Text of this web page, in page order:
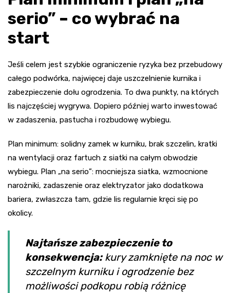
serio” – co wybrać na
start
Jeśli celem jest szybkie ograniczenie ryzyka bez przebudowy
całego podwórka, najwięcej daje uszczelnienie kurnika i
zabezpieczenie dołu ogrodzenia. To dwa punkty, na których
lis najczęściej wygrywa. Dopiero później warto inwestować
w zadaszenia, pastucha i rozbudowę wybiegu.
Plan minimum: solidny zamek w kurniku, brak szczelin, kratki
na wentylacji oraz fartuch z siatki na całym obwodzie
wybiegu. Plan „na serio”: mocniejsza siatka, wzmocnione
narożniki, zadaszenie oraz elektryzator jako dodatkowa
bariera, zwłaszcza tam, gdzie lis regularnie kręci się po
okolicy.
Najtańsze zabezpieczenie to
konsekwencja:kury zamknięte na noc w
szczelnym kurniku i ogrodzenie bez
możliwości podkopu robią różnicę